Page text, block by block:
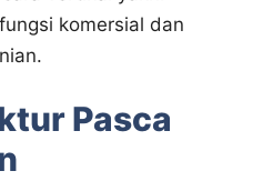
komersial dan
Pasca